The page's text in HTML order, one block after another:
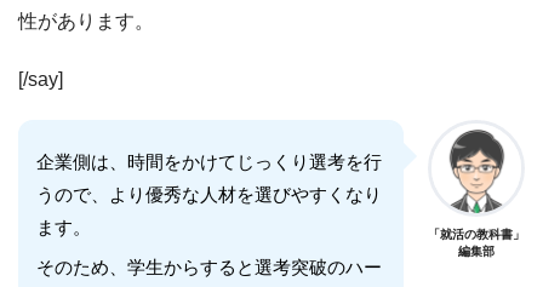
性があります。
[/say]
企業側は、時間をかけてじっくり選考を行
うので、より優秀な人材を選びやすくなり
ます。
そのため、学生からすると選考突破のハー
「就活の教科書」
編集部